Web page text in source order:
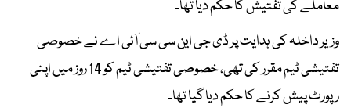
معاملے کی تفتیش کا حکم دیا تھا۔
وزیر داخلہ کی ہدایت پر ڈی جی این سی سی آئی اے نے خصوصی
تفتیشی ٹیم مقرر کی تھی، خصوصی تفتیشی ٹیم کو 14 روز میں اپنی
رپورٹ پیش کرنے کا حکم دیا گیا تھا۔